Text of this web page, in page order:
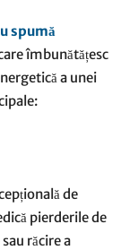
spumă
îmbunătățesc
a unei
de
pierderile de
răcire a